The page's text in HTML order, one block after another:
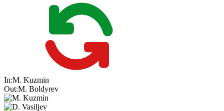
In:M. Kuzmin
Out:M. Boldyrev